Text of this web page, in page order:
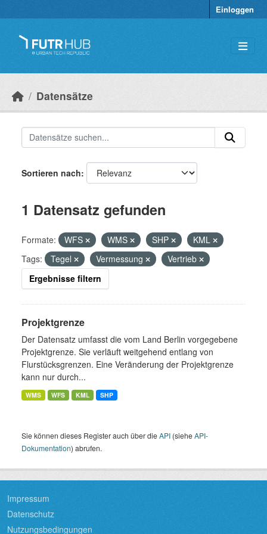
Einloggen
Datensätze
Sortieren nach
1 Datensatz gefunden
Formate: WFS WMS SHP
KML
Tags:
Tegel Vermessung
Vertrieb
Ergebnisse filtern
Projektgrenze
Der Datensatz umfasst die vom Land Berlin vorgegebene
Projektgrenze. Sie verläuft weitgehend entlang von
Flurstücksgrenzen. Eine Veränderung der Projektgrenze
kann nur durch...
WMS WFS KML SHP
Sie können dieses Register auch über dieAPI (sieheAPI-
Dokumentation) abrufen.
Impressum
Datenschutz
Nutzungsbedingungen